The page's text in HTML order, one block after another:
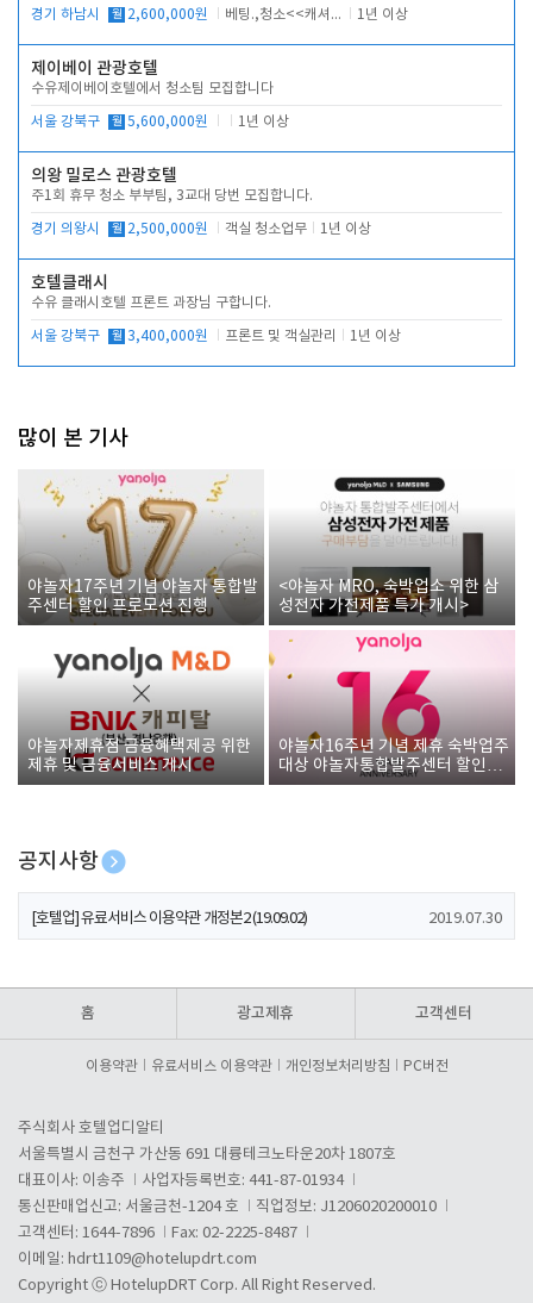
경기 하남시 월 2,600,000원 베팅.,청소<<캐셔 모셔봅니다. 1년 이상
제이베이 관광호텔
수유제이베이호텔에서 청소팀 모집합니다
서울 강북구 월 5,600,000원 1년 이상
의왕 밀로스 관광호텔
주1회 휴무 청소 부부팀, 3교대 당번 모집합니다.
경기 의왕시 월 2,500,000원 객실 청소업무 1년 이상
호텔클래시
수유 클래시호텔 프론트 과장님 구합니다.
서울 강북구 월 3,400,000원 프론트 및 객실관리 1년 이상
많이 본 기사
야놀자17주년 기념 야놀자 통합발
주센터 할인 프로모션 진행
<야놀자 MRO, 숙박업소 위한 삼
성전자 가전제품 특가 개시>
야놀자제휴점 금융혜택제공 위한
제휴 및 금융서비스 게시
야놀자16주년 기념 제휴 숙박업주
대상 야놀자통합발주센터 할인쿠
폰 증정
공지사항
[호텔업] 개인정보 처리방침 개정본1 (19.09.02)
[호텔업] 유료서비스 이용약관 개정본2 (19.09.02) 2019.07.30
홈 광고제휴 고객센터
이용약관 유료서비스 이용약관 개인정보처리방침 PC버전
주식회사 호텔업디알티
서울특별시 금천구 가산동 691 대륭테크노타운20차 1807호
대표이사: 이송주
사업자등록번호: 441-87-01934
통신판매업신고: 서울금천-1204 호
직업정보: J1206020200010
고객센터: 1644-7896
Fax: 02-2225-8487
이메일: hdrt1109@hotelupdrt.com
Copyright ⓒ HotelupDRT Corp. All Right Reserved.